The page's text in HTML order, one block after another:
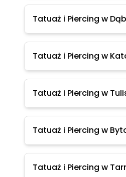
Tatuaż i Piercing w
Tatuaż i Piercing w
Tatuaż i Piercing w
Tatuaż i Piercing w
Tatuaż i Piercing w